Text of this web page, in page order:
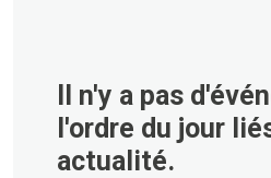
Il n'y a pas
l'ordre du jour
actualité.